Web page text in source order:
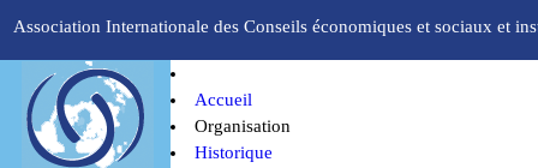
Association Internationale des Conseils économiques et sociaux et
Accueil
Organisation
Historique